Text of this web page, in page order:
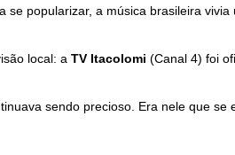
popularizar, a música brasileira
local: a TV Itacolomi (Canal 4) foi
sendo precioso. Era nele que